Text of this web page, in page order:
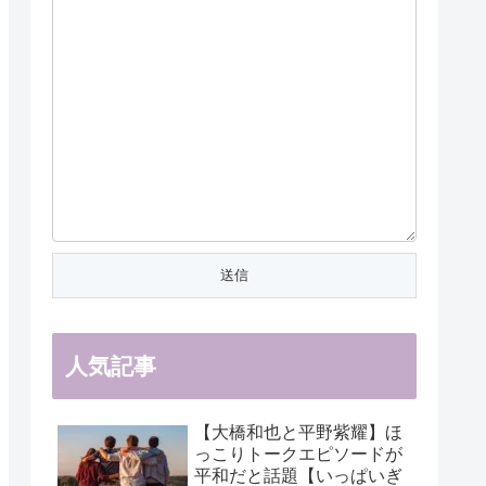
人気記事
【大橋和也と平野紫耀】ほ
っこりトークエピソードが
平和だと話題【いっぱいぎ